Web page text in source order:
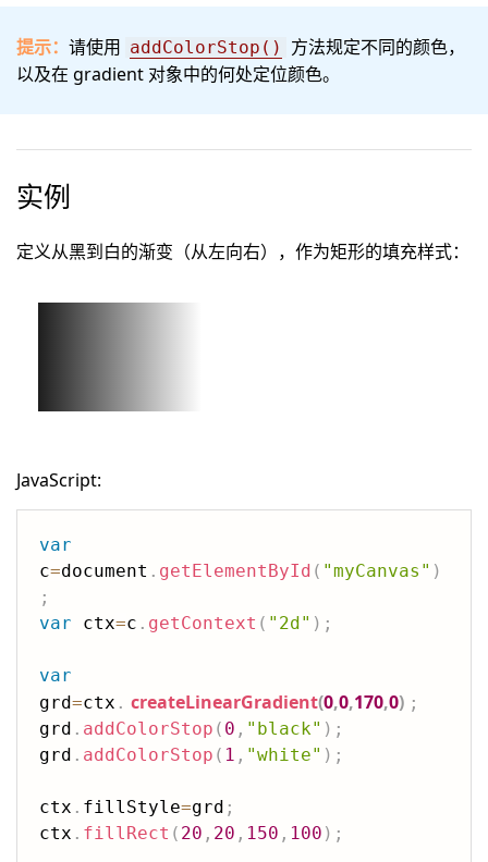
提示： 请使用 addColorStop()
方法规定不同的颜色，
以及在 gradient 对象中的何处定位颜色。
实例
定义从黑到白的渐变（从左向右），作为矩形的填充样式：
JavaScript:
var
c=document . getElementById ( "myCanvas" )
;
var ctx=c . getContext ( "2d" ) ;
var
grd=ctx . createLinearGradient(0,0,170,0) ;
grd . addColorStop ( 0 , "black" ) ;
grd . addColorStop ( 1 , "white" ) ;
ctx . fillStyle=grd ;
ctx . fillRect ( 20 , 20 , 150 , 100 ) ;